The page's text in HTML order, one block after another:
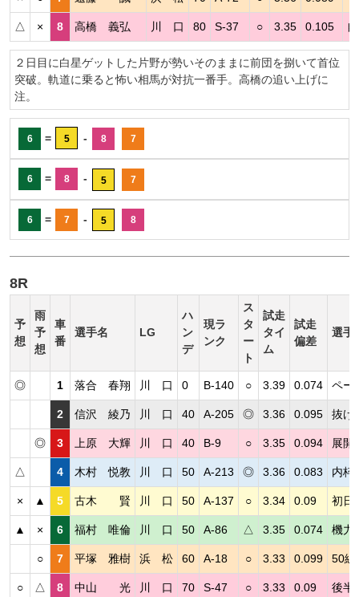
△ × 8 高橋 義弘 川 口 80 S-37 ○ 3.35 0.105
２日目に白星ゲットした片野が勢いそのままに前団を捌いて首位
突破。軌道に乗ると怖い相馬が対抗一番手。高橋の追い上げに
注。
6 = 5 - 8 7
6 = 8 - 5 7
6 = 7 - 5 8
8R
予
想
雨
予
想
車
番
選手名 LG
ハ
ン
デ
現ラ
ンク
ス
タ
ー
ト
試走
タイ
ム
試走
偏差
選手
◎ 1 落合 春翔 川 口 0 B-140 ○ 3.39 0.074 ペー
2 信沢 綾乃 川 口 40 A-205 ◎ 3.36 0.095 抜け
◎ 3 上原 大輝 川 口 40 B-9 ○ 3.35 0.094 展開
△ 4 木村 悦教 川 口 50 A-213 ◎ 3.36 0.083 内枠
× ▲ 5 古木 賢 川 口 50 A-137 ○ 3.34 0.09 初日
▲ × 6 福村 唯倫 川 口 50 A-86 △ 3.35 0.074 機力
○ 7 平塚 雅樹 浜 松 60 A-18 ○ 3.33 0.099 50線
○ △ 8 中山 光 川 口 70 S-47 ○ 3.33 0.09 後半